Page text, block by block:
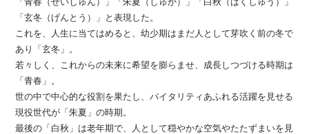
「玄冬（げんとう）」と表現した。
これを、人生に当てはめると、幼少期はまだ人として芽吹く前の冬で
あり「玄冬」。
若々しく、これからの未来に希望を膨らませ、成長しつづける時期は
「青春」。
世の中で中心的な役割を果たし、バイタリティあふれる活躍を見せる
現役世代が「朱夏」の時期。
最後の「白秋」は老年期で、人として穏やかな空気やたたずまいを見